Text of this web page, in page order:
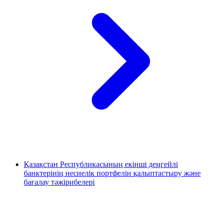
Қазақстан Республикасының екінші деңгейлі
банктерінің несиелік портфелін қалыптастыру және
бағалау тәжірибелері